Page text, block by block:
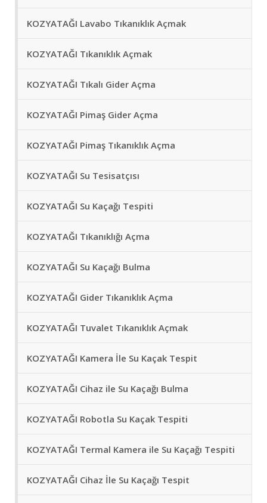
KOZYATAĞI Lavabo Tıkanıklık Açmak
KOZYATAĞI Tıkanıklık Açmak
KOZYATAĞI Tıkalı Gider Açma
KOZYATAĞI Pimaş Gider Açma
KOZYATAĞI Pimaş Tıkanıklık Açma
KOZYATAĞI Su Tesisatçısı
KOZYATAĞI Su Kaçağı Tespiti
KOZYATAĞI Tıkanıklığı Açma
KOZYATAĞI Su Kaçağı Bulma
KOZYATAĞI Gider Tıkanıklık Açma
KOZYATAĞI Tuvalet Tıkanıklık Açmak
KOZYATAĞI Kamera İle Su Kaçak Tespit
KOZYATAĞI Cihaz ile Su Kaçağı Bulma
KOZYATAĞI Robotla Su Kaçak Tespiti
KOZYATAĞI Termal Kamera ile Su Kaçağı Tespiti
KOZYATAĞI Cihaz İle Su Kaçağı Tespit